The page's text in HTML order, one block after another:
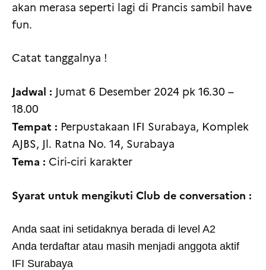
akan merasa seperti lagi di Prancis sambil have
fun.
Catat tanggalnya !
Jadwal : Jumat 6 Desember 2024 pk 16.30 –
18.00
Tempat : Perpustakaan IFI Surabaya, Komplek
AJBS, Jl. Ratna No. 14, Surabaya
Tema : Ciri-ciri karakter
Syarat untuk mengikuti Club de conversation :
Anda saat ini setidaknya berada di level A2
Anda terdaftar atau masih menjadi anggota aktif
IFI Surabaya